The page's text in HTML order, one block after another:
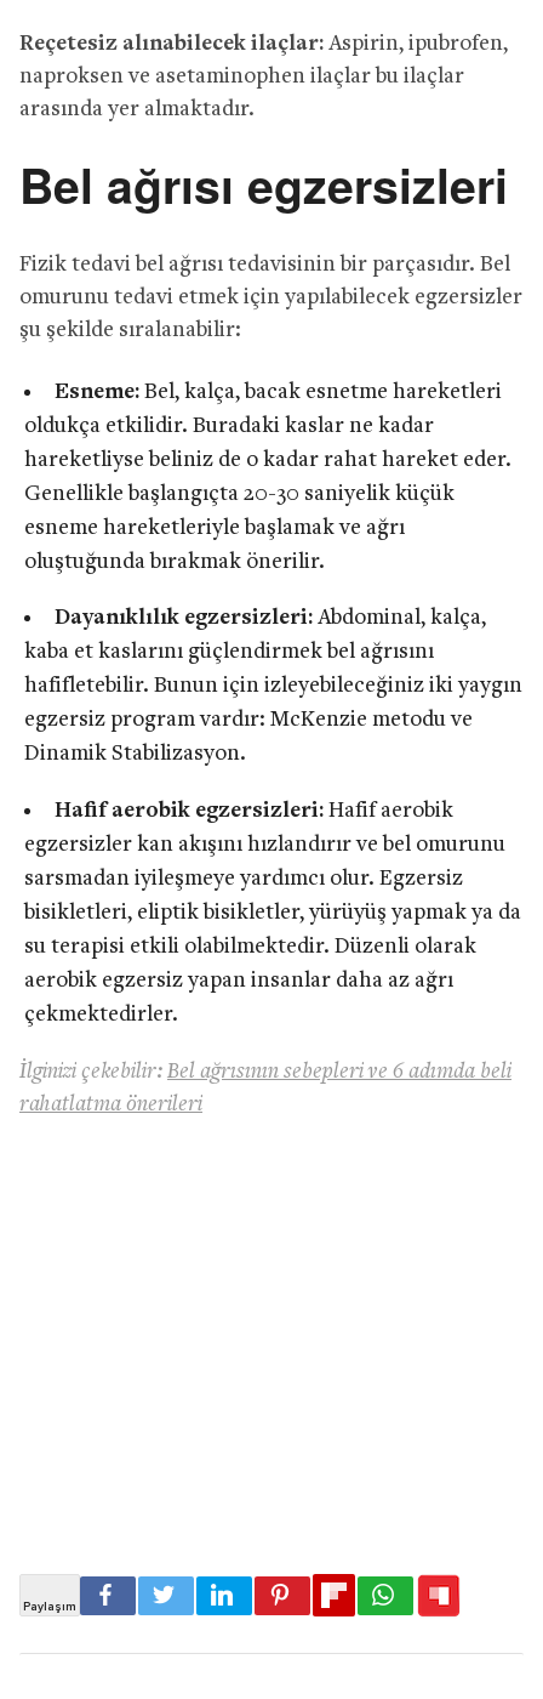
Reçetesiz alınabilecek ilaçlar: Aspirin, ipubrofen,
naproksen ve asetaminophen ilaçlar bu ilaçlar
arasında yer almaktadır.
Bel ağrısı egzersizleri
Fizik tedavi bel ağrısı tedavisinin bir parçasıdır. Bel
omurunu tedavi etmek için yapılabilecek egzersizler
şu şekilde sıralanabilir:
Esneme: Bel, kalça, bacak esnetme hareketleri
oldukça etkilidir. Buradaki kaslar ne kadar
hareketliyse beliniz de o kadar rahat hareket eder.
Genellikle başlangıçta 20-30 saniyelik küçük
esneme hareketleriyle başlamak ve ağrı
oluştuğunda bırakmak önerilir.
Dayanıklılık egzersizleri: Abdominal, kalça,
kaba et kaslarını güçlendirmek bel ağrısını
hafifletebilir. Bunun için izleyebileceğiniz iki yaygın
egzersiz program vardır: McKenzie metodu ve
Dinamik Stabilizasyon.
Hafif aerobik egzersizleri:Hafif aerobik
egzersizler kan akışını hızlandırır ve bel omurunu
sarsmadan iyileşmeye yardımcı olur. Egzersiz
bisikletleri, eliptik bisikletler, yürüyüş yapmak ya da
su terapisi etkili olabilmektedir. Düzenli olarak
aerobik egzersiz yapan insanlar daha az ağrı
çekmektedirler.
İlginizi çekebilir: Bel ağrısının sebepleri ve 6 adımda beli
rahatlatma önerileri